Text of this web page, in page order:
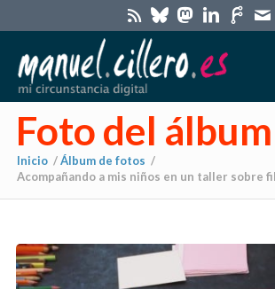
Foto del álbum
Inicio /Álbum de fotos /
Acompañando a mis niños en un taller sobre